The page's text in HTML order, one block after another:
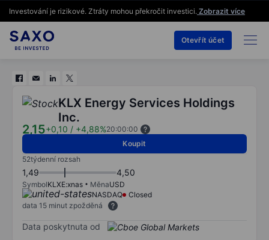
Investování je rizikové. Ztráty mohou překročit investici. Zobrazit více
Otevřít účet
KLX Energy Services Holdings
Inc.
2,15+0,10 / +4,88%20:00:00
Koupit
52týdenní rozsah
1,49 4,50
SymbolKLXE:xnas MěnaUSD
NASDAQ
Closed
data 15 minut zpožděná
Data poskytnuta od